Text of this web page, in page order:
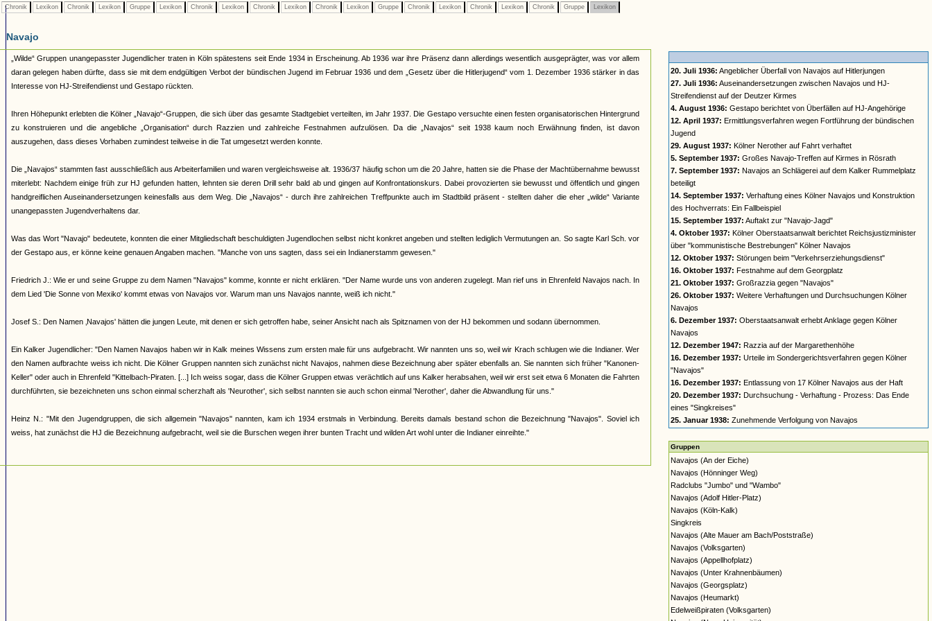
Chronik Lexikon Chronik Lexikon Gruppe Lexikon Chronik Lexikon Chronik Lexikon Chronik Lexikon Gruppe Chronik Lexikon Chronik Lexikon Chronik Gruppe Lexikon
Navajo
„Wilde“ Gruppen unangepasster Jugendlicher traten in Köln spätestens seit Ende 1934 in Erscheinung. Ab 1936 war ihre Präsenz dann allerdings wesentlich ausgeprägter, was vor allem
daran gelegen haben dürfte, dass sie mit dem endgültigen Verbot der bündischen Jugend im Februar 1936 und dem „Gesetz über die Hitlerjugend“ vom 1. Dezember 1936 stärker in das
Interesse von HJ-Streifendienst und Gestapo rückten.
Ihren Höhepunkt erlebten die Kölner „Navajo“-Gruppen, die sich über das gesamte Stadtgebiet verteilten, im Jahr 1937. Die Gestapo versuchte einen festen organisatorischen Hintergrund
zu konstruieren und die angebliche „Organisation“ durch Razzien und zahlreiche Festnahmen aufzulösen. Da die „Navajos“ seit 1938 kaum noch Erwähnung finden, ist davon
auszugehen, dass dieses Vorhaben zumindest teilweise in die Tat umgesetzt werden konnte.
Die „Navajos“ stammten fast ausschließlich aus Arbeiterfamilien und waren vergleichsweise alt. 1936/37 häufig schon um die 20 Jahre, hatten sie die Phase der Machtübernahme bewusst
miterlebt: Nachdem einige früh zur HJ gefunden hatten, lehnten sie deren Drill sehr bald ab und gingen auf Konfrontationskurs. Dabei provozierten sie bewusst und öffentlich und gingen
handgreiflichen Auseinandersetzungen keinesfalls aus dem Weg. Die „Navajos“ - durch ihre zahlreichen Treffpunkte auch im Stadtbild präsent - stellten daher die eher „wilde“ Variante
unangepassten Jugendverhaltens dar.
Was das Wort "Navajo" bedeutete, konnten die einer Mitgliedschaft beschuldigten Jugendlochen selbst nicht konkret angeben und stellten lediglich Vermutungen an. So sagte Karl Sch. vor
der Gestapo aus, er könne keine genauen Angaben machen. "Manche von uns sagten, dass sei ein Indianerstamm gewesen."
Friedrich J.: Wie er und seine Gruppe zu dem Namen "Navajos" komme, konnte er nicht erklären. "Der Name wurde uns von anderen zugelegt. Man rief uns in Ehrenfeld Navajos nach. In
dem Lied 'Die Sonne von Mexiko' kommt etwas von Navajos vor. Warum man uns Navajos nannte, weiß ich nicht."
Josef S.: Den Namen ‚Navajos' hätten die jungen Leute, mit denen er sich getroffen habe, seiner Ansicht nach als Spitznamen von der HJ bekommen und sodann übernommen.
Ein Kalker Jugendlicher: "Den Namen Navajos haben wir in Kalk meines Wissens zum ersten male für uns aufgebracht. Wir nannten uns so, weil wir Krach schlugen wie die Indianer. Wer
den Namen aufbrachte weiss ich nicht. Die Kölner Gruppen nannten sich zunächst nicht Navajos, nahmen diese Bezeichnung aber später ebenfalls an. Sie nannten sich früher "Kanonen-
Keller" oder auch in Ehrenfeld "Kittelbach-Piraten. [...] Ich weiss sogar, dass die Kölner Gruppen etwas verächtlich auf uns Kalker herabsahen, weil wir erst seit etwa 6 Monaten die Fahrten
durchführten, sie bezeichneten uns schon einmal scherzhaft als 'Neurother', sich selbst nannten sie auch schon einmal 'Nerother', daher die Abwandlung für uns."
Heinz N.: "Mit den Jugendgruppen, die sich allgemein "Navajos" nannten, kam ich 1934 erstmals in Verbindung. Bereits damals bestand schon die Bezeichnung "Navajos". Soviel ich
weiss, hat zunächst die HJ die Bezeichnung aufgebracht, weil sie die Burschen wegen ihrer bunten Tracht und wilden Art wohl unter die Indianer einreihte."
20. Juli 1936: Angeblicher Überfall von Navajos auf Hitlerjungen
27. Juli 1936: Auseinandersetzungen zwischen Navajos und HJ-
Streifendienst auf der Deutzer Kirmes
4. August 1936: Gestapo berichtet von Überfällen auf HJ-Angehörige
12. April 1937: Ermittlungsverfahren wegen Fortführung der bündischen
Jugend
29. August 1937: Kölner Nerother auf Fahrt verhaftet
5. September 1937: Großes Navajo-Treffen auf Kirmes in Rösrath
7. September 1937: Navajos an Schlägerei auf dem Kalker Rummelplatz
beteiligt
14. September 1937: Verhaftung eines Kölner Navajos und Konstruktion
des Hochverrats: Ein Fallbeispiel
15. September 1937: Auftakt zur "Navajo-Jagd"
4. Oktober 1937: Kölner Oberstaatsanwalt berichtet Reichsjustizminister
über "kommunistische Bestrebungen" Kölner Navajos
12. Oktober 1937: Störungen beim "Verkehrserziehungsdienst"
16. Oktober 1937: Festnahme auf dem Georgplatz
21. Oktober 1937: Großrazzia gegen "Navajos"
26. Oktober 1937: Weitere Verhaftungen und Durchsuchungen Kölner
Navajos
6. Dezember 1937: Oberstaatsanwalt erhebt Anklage gegen Kölner
Navajos
12. Dezember 1947: Razzia auf der Margarethenhöhe
16. Dezember 1937: Urteile im Sondergerichtsverfahren gegen Kölner
"Navajos"
16. Dezember 1937: Entlassung von 17 Kölner Navajos aus der Haft
20. Dezember 1937: Durchsuchung - Verhaftung - Prozess: Das Ende
eines "Singkreises"
25. Januar 1938: Zunehmende Verfolgung von Navajos
Gruppen
Navajos (An der Eiche)
Navajos (Hönninger Weg)
Radclubs "Jumbo" und "Wambo"
Navajos (Adolf Hitler-Platz)
Navajos (Köln-Kalk)
Singkreis
Navajos (Alte Mauer am Bach/Poststraße)
Navajos (Volksgarten)
Navajos (Appellhofplatz)
Navajos (Unter Krahnenbäumen)
Navajos (Georgsplatz)
Navajos (Heumarkt)
Edelweißpiraten (Volksgarten)